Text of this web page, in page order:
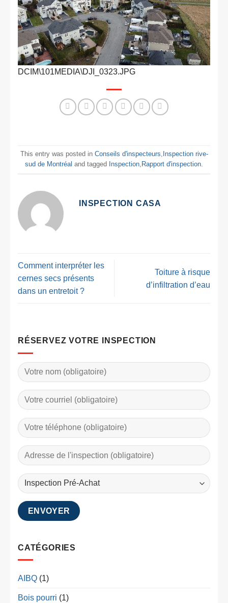
DCIM\101MEDIA\DJI_0323.JPG
This entry was posted in Conseils d'inspecteurs, Inspection rive-
sud de Montréal and tagged Inspection, Rapport d'inspection.
INSPECTION CASA
Comment interpréter les
cernes secs présents
dans un entretoit ?
Toiture à risque
d’infiltration d’eau
RÉSERVEZ VOTRE INSPECTION
CATÉGORIES
AIBQ (1)
Bois pourri (1)